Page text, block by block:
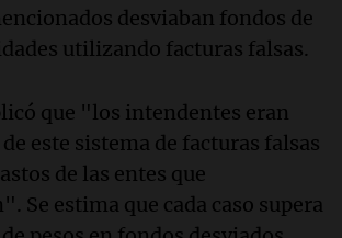
desviaban fondos de
utilizando facturas falsas.
que "los intendentes eran
este sistema de facturas falsas
de las entes que
Se estima que cada caso supera